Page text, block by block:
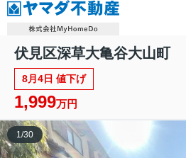
伏見区深草大亀谷大山町
8月4日 値下げ
1,999万円
1/30